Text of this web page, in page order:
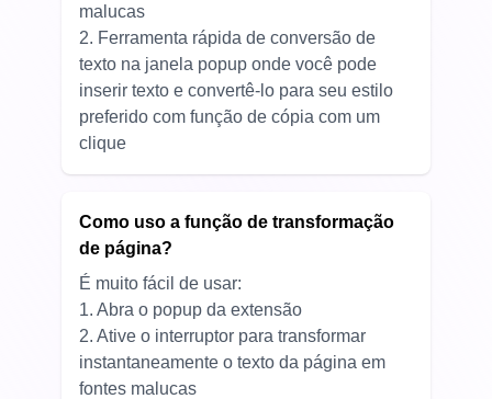
malucas
2. Ferramenta rápida de conversão de
texto na janela popup onde você pode
inserir texto e convertê-lo para seu estilo
preferido com função de cópia com um
clique
Como uso a função de transformação
de página?
É muito fácil de usar:
1. Abra o popup da extensão
2. Ative o interruptor para transformar
instantaneamente o texto da página em
fontes malucas